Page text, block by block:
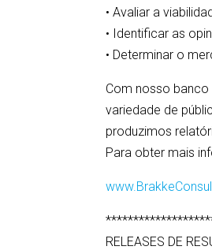
• Avaliar a
• Identificar as
• Determinar o
Com nosso
variedade de
produzimos
Para obter mais
RELEASES DE